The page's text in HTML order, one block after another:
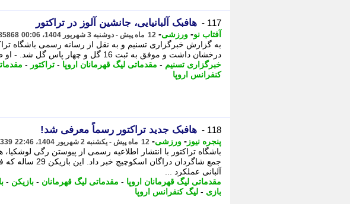
117 - هافبک آلبانیایی، جانشین آلوز در تراکتور
آفتاب نو- ورزشی- 12 ماه پیش - دوشنبه 3 شهریور 1404، 00:06
به گزارش خبرگزاری تسنیم و به نقل از رسانه رسمی باشگاه
درخشان داشت و موفق به ثبت 16 گل و چهار پاس گل شد. - او طی سال های اخیر همواره ...
خبرگزاری تسنیم - مقدماتی لیگ قهرمانان اروپا - تراکتور -
کنفرانس اروپا
118 - هافبک جدید تراکتور رسماً معرفی شد!
پنجره نیوز - ورزشی- 12 ماه پیش - یکشنبه 2 شهریور 1404، 22:46
باشگاه تراکتور با انتشار اطلاعیه رسمی از پیوستن رگی
جمع شاگردان دراگان
آلبانی عملکرد ...
مقدماتی لیگ قهرمانان اروپا - مقدماتی لیگ قهرمانان - بازیکن -
بازی - لیگ کنفرانس اروپا